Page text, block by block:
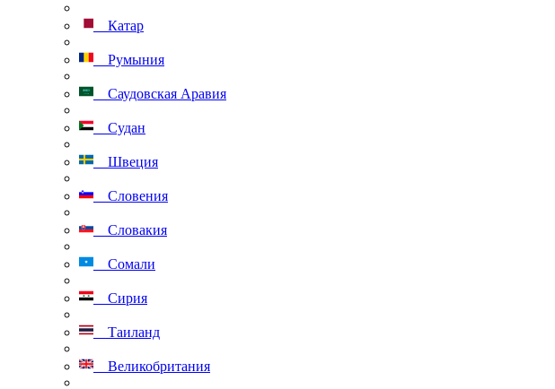
Катар
Румыния
Саудовская Аравия
Судан
Швеция
Словения
Словакия
Сомали
Сирия
Таиланд
Великобритания